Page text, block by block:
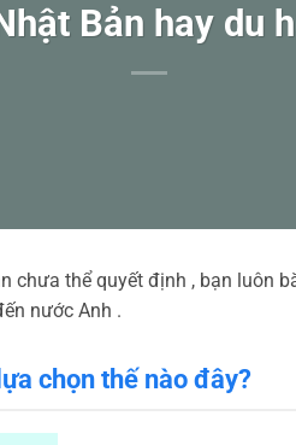
Bản hay du
thể quyết định , bạn luôn
nước Anh .
chọn thế nào đây?